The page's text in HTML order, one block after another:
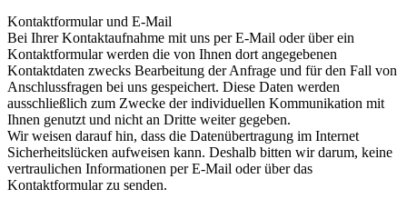
Kontaktformular und E-Mail
Bei Ihrer Kontaktaufnahme mit uns per E-Mail oder über ein
Kontaktformular werden die von Ihnen dort angegebenen
Kontaktdaten zwecks Bearbeitung der Anfrage und für den Fall von
Anschlussfragen bei uns gespeichert. Diese Daten werden
ausschließlich zum Zwecke der individuellen Kommunikation mit
Ihnen genutzt und nicht an Dritte weiter gegeben.
Wir weisen darauf hin, dass die Datenübertragung im Internet
Sicherheitslücken aufweisen kann. Deshalb bitten wir darum, keine
vertraulichen Informationen per E-Mail oder über das
Kontaktformular zu senden.